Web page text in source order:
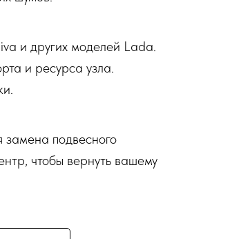
и других моделей Lada.
и ресурса узла.
подвесного
чтобы вернуть вашему